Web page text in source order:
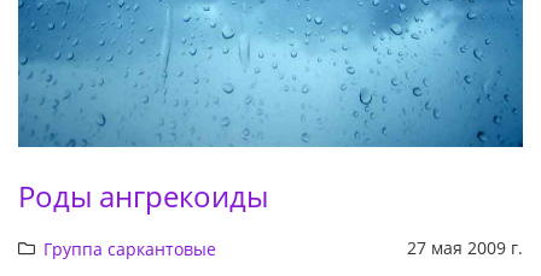
Роды ангрекоиды
Группа саркантовые 27 мая 2009 г.